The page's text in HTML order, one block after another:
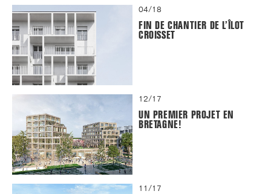
04/18
FIN DE CHANTIER DE L’ÎLOT
CROISSET
12/17
UN PREMIER PROJET EN
BRETAGNE!
11/17